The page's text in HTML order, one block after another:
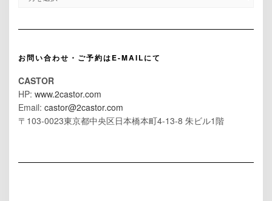
お問い合わせ・ご予約はE-MAILにて
CASTOR
HP: www.2castor.com
Email: castor@2castor.com
〒103-0023東京都中央区日本橋本町4-13-8 朱ビル1階